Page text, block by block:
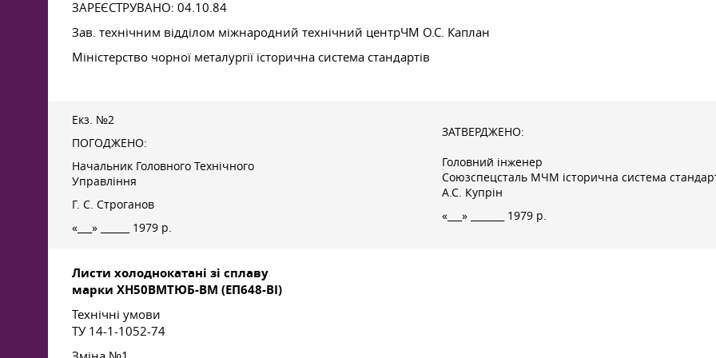
ЗАРЕЄСТРУВАНО: 04.10.84
Зав. технічним відділом міжнародний технічний центрЧМ О.С. Каплан
Міністерство чорної металургії історична система стандартів
Екз. №2
ПОГОДЖЕНО:
Начальник Головного Технічного
Управління
Г. С. Строганов
«___» ______ 1979 р.
ЗАТВЕРДЖЕНО:
Головний інженер
Союзспецсталь МЧМ історична система
А.С. Купрін
«___» _______ 1979 р.
Листи холоднокатані зі сплаву
марки ХН50ВМТЮБ-ВМ (ЕП648-ВІ)
Технічні умови
ТУ 14-1-1052-74